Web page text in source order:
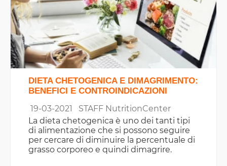
DIETA CHETOGENICA E DIMAGRIMENTO:
BENEFICI E CONTROINDICAZIONI
19-03-2021
STAFF NutritionCenter
La dieta chetogenica è uno dei tanti tipi
di alimentazione che si possono seguire
per cercare di diminuire la percentuale di
grasso corporeo e quindi dimagrire.